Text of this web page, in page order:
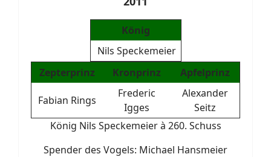
König
Nils Speckemeier
Zepterprinz
Kronprinz Apfelprinz
Fabian Rings
Frederic
Igges
Alexander
Seitz
König Nils Speckemeier à 260. Schuss
Spender des Vogels: Michael Hansmeier